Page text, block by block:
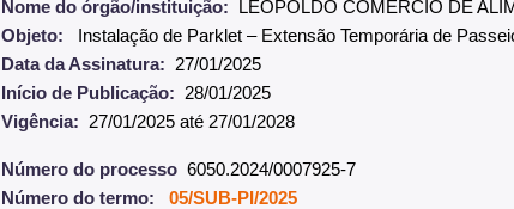
Nome do órgão/instituição:
LEOPOLDO COMÉRCIO DE
Objeto:
Instalação de Parklet – Extensão Temporária de
Data da Assinatura:
27/01/2025
Início de Publicação:
28/01/2025
Vigência:
27/01/2025 até 27/01/2028
Número do processo 6050.2024/0007925-7
Número do termo:
05/SUB-PI/2025